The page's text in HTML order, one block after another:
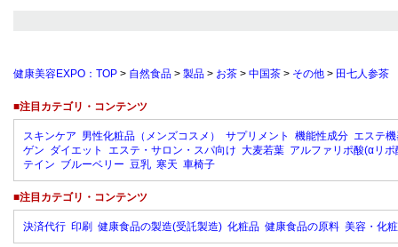
健康美容EXPO：TOP > 自然食品 > 製品 > お茶 > 中国茶 > その他 > 田七人参茶
■注目カテゴリ・コンテンツ
スキンケア 男性化粧品（メンズコスメ） サプリメント 機能性成分 エステ
ゲン ダイエット エステ・サロン・スパ向け 大麦若葉 アルファリポ酸(αリポ
テイン ブルーベリー 豆乳 寒天 車椅子
■注目カテゴリ・コンテンツ
決済代行 印刷 健康食品の製造(受託製造) 化粧品 健康食品の原料 美容・化